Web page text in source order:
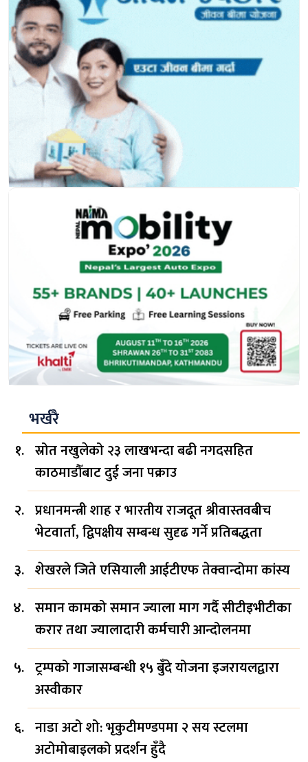
भर्खरै
स्रोत नखुलेको २३ लाखभन्दा बढी नगदसहित
काठमाडौँबाट दुई जना पक्राउ
प्रधानमन्त्री शाह र भारतीय राजदूत श्रीवास्तवबीच
भेटवार्ता, द्विपक्षीय सम्बन्ध सुदृढ गर्ने प्रतिबद्धता
शेखरले जिते एसियाली आईटीएफ तेक्वान्दोमा कांस्य
समान कामको समान ज्याला माग गर्दै सीटीइभीटीका
करार तथा ज्यालादारी कर्मचारी आन्दोलनमा
ट्रम्पको गाजासम्बन्धी १५ बुँदे योजना इजरायलद्वारा
अस्वीकार
नाडा अटो शो: भृकुटीमण्डपमा २ सय स्टलमा
अटोमोबाइलको प्रदर्शन हुँदै